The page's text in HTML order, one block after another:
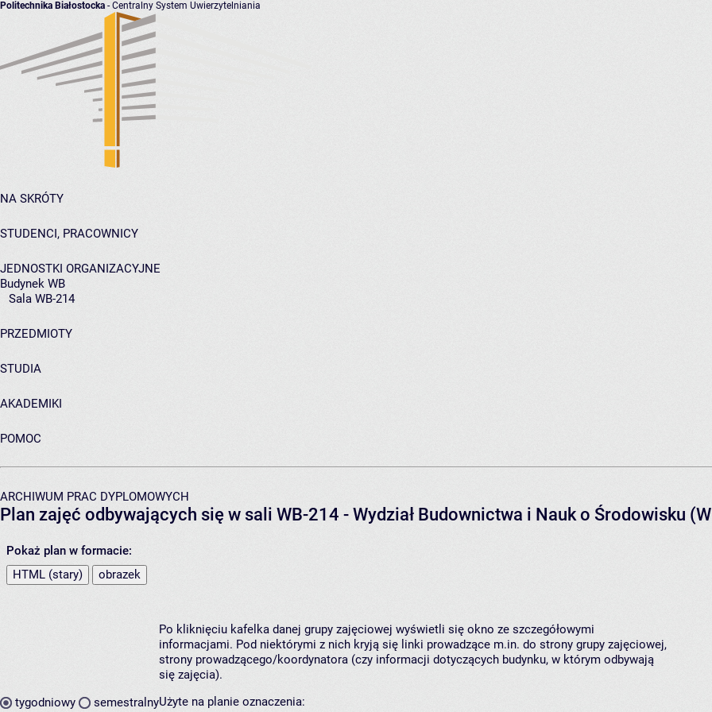
Politechnika Białostocka - Centralny System Uwierzytelniania
NA SKRÓTY
STUDENCI, PRACOWNICY
JEDNOSTKI ORGANIZACYJNE
Budynek WB
Sala WB-214
PRZEDMIOTY
STUDIA
AKADEMIKI
POMOC
ARCHIWUM PRAC DYPLOMOWYCH
Plan zajęć odbywających się w sali WB-214 - Wydział Budownictwa i Nauk o Środowisku
Pokaż plan w formacie:
HTML (stary)
obrazek
tygodniowy semestralny
Po kliknięciu kafelka danej grupy zajęciowej wyświetli się okno ze szczegółowymi
informacjami. Pod niektórymi z nich kryją się linki prowadzące m.in. do strony grupy zajęciowej,
strony prowadzącego/koordynatora (czy informacji dotyczących budynku, w którym odbywają
się zajęcia).
Użyte na planie oznaczenia: